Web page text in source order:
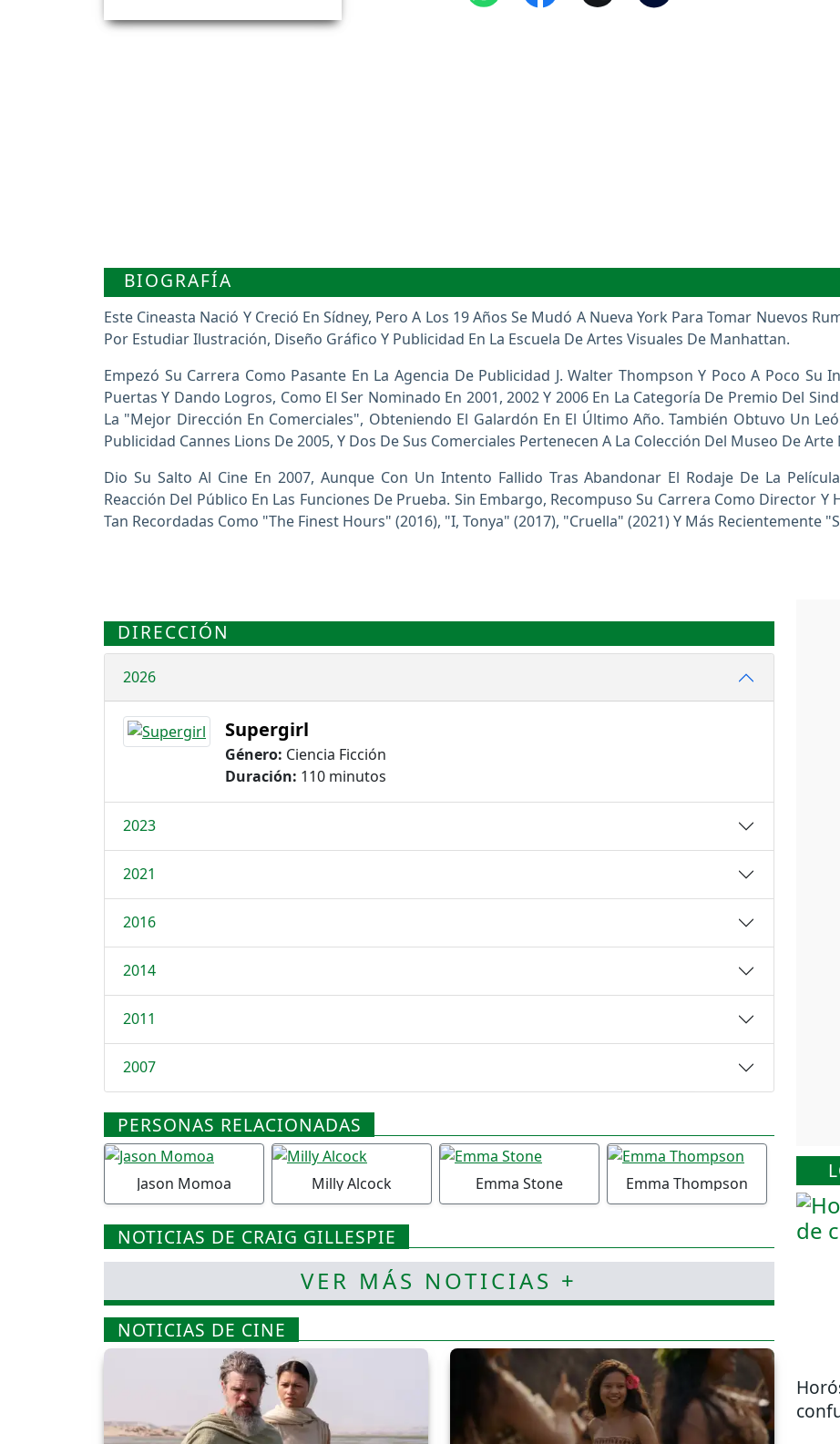
BIOGRAFÍA
Este Cineasta Nació Y Creció En Sídney, Pero A Los 19 Años Se Mudó A Nueva York Para Tomar Nuevos
Por Estudiar Ilustración, Diseño Gráfico Y Publicidad En La Escuela De Artes Visuales De Manhattan.
Empezó Su Carrera Como Pasante En La Agencia De Publicidad J. Walter Thompson Y Poco A Poco Su
Puertas Y Dando Logros, Como El Ser Nominado En 2001, 2002 Y 2006 En La Categoría De Premio Del
La "Mejor Dirección En Comerciales", Obteniendo El Galardón En El Último Año. También Obtuvo Un
Publicidad Cannes Lions De 2005, Y Dos De Sus Comerciales Pertenecen A La Colección Del Museo De
Dio Su Salto Al Cine En 2007, Aunque Con Un Intento Fallido Tras Abandonar El Rodaje De La
Reacción Del Público En Las Funciones De Prueba. Sin Embargo, Recompuso Su Carrera Como Director Y
Tan Recordadas Como "The Finest Hours" (2016), "I, Tonya" (2017), "Cruella" (2021) Y Más Recientemente
DIRECCIÓN
2026
Supergirl
Género: Ciencia Ficción
Duración: 110 minutos
2023
2021
2016
2014
2011
2007
PERSONAS RELACIONADAS
Jason Momoa Milly Alcock Emma Stone Emma Thompson
NOTICIAS DE CRAIG GILLESPIE
VER MÁS NOTICIAS +
NOTICIAS DE CINE